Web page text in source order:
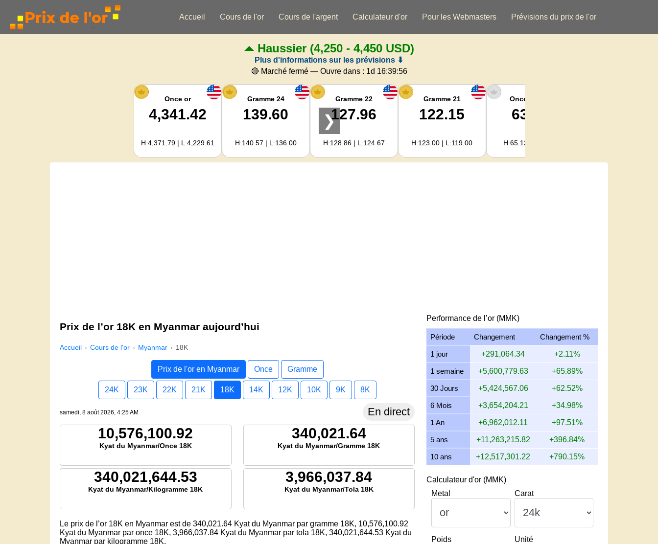
Accueil Cours de l'or Cours de l'argent Calculateur d'or Pour les Webmasters Prévisions du prix de l'or
Haussier(4,250 - 4,450 USD)
Plus d'informations sur les prévisions ⬇
🔴 Marché fermé — Ouvre dans : 1d 16:39:56
Once or
4,341.42
H:4,371.79 | L:4,229.61
Gramme 24
139.60
H:140.57 | L:136.00
Gramme 22
127.96
H:128.86 | L:124.67
Gramme 21
122.15
H:123.00 | L:119.00
Once argent
63.47
H:65.13 | L:61.15
❯
Prix de l’or 18K en Myanmar aujourd’hui
Accueil Cours de l'or Myanmar 18K
Prix de l'or en Myanmar Once Gramme
24K 23K 22K 21K 18K 14K 12K 10K 9K 8K
samedi, 8 août 2026, 4:25 AM En direct
10,576,100.92
Kyat du Myanmar/Once 18K
340,021.64
Kyat du Myanmar/Gramme 18K
340,021,644.53
Kyat du Myanmar/Kilogramme 18K
3,966,037.84
Kyat du Myanmar/Tola 18K
Le prix de l’or 18K en Myanmar est de 340,021.64 Kyat du Myanmar par gramme 18K, 10,576,100.92
Kyat du Myanmar par once 18K, 3,966,037.84 Kyat du Myanmar par tola 18K, 340,021,644.53 Kyat du
Myanmar par kilogramme 18K.
Performance de l’or (MMK)
Période Changement Changement %
1 jour +291,064.34 +2.11%
1 semaine +5,600,779.63 +65.89%
30 Jours +5,424,567.06 +62.52%
6 Mois +3,654,204.21 +34.98%
1 An +6,962,012.11 +97.51%
5 ans +11,263,215.82 +396.84%
10 ans +12,517,301.22 +790.15%
Calculateur d'or (MMK)
Metal
Carat
Poids Unité